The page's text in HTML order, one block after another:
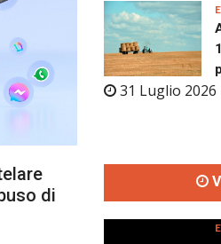
di
31 Luglio 2026